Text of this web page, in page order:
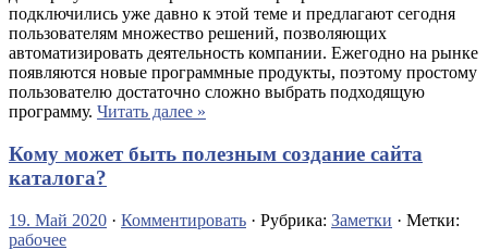
подключились уже давно к этой теме и предлагают сегодня
пользователям множество решений, позволяющих
автоматизировать деятельность компании. Ежегодно на рынке
появляются новые программные продукты, поэтому простому
пользователю достаточно сложно выбрать подходящую
программу. Читать далее »
Кому может быть полезным создание сайта
каталога?
19. Май 2020 · Комментировать · Рубрика: Заметки · Метки:
рабочее